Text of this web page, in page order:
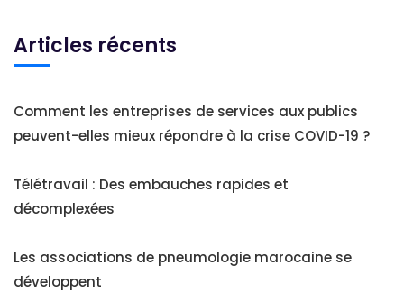
Articles récents
Comment les entreprises de services aux publics
peuvent-elles mieux répondre à la crise COVID-19 ?
Télétravail : Des embauches rapides et
décomplexées
Les associations de pneumologie marocaine se
développent